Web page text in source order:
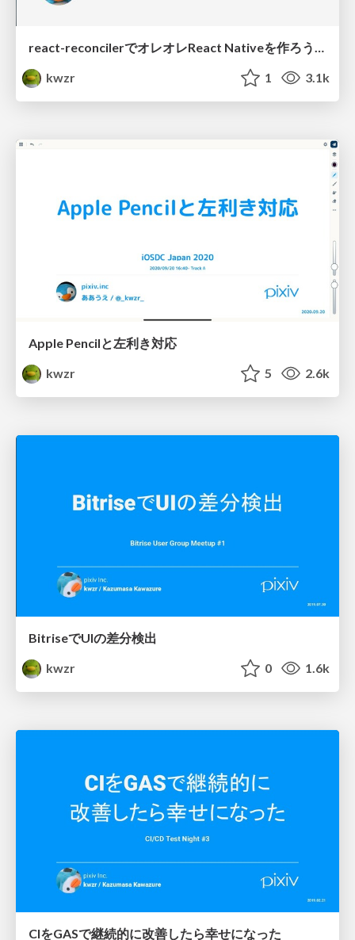
react-reconcilerでオレオレReact Nativeを作ろう！
kwzr
1 3.1k
Apple Pencilと左利き対応
kwzr
5 2.6k
BitriseでUIの差分検出
kwzr
0 1.6k
CIをGASで継続的に改善したら幸せになった